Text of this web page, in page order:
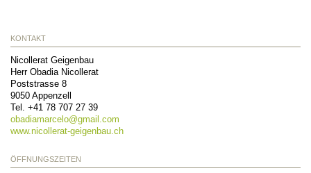
KONTAKT
Nicollerat Geigenbau
Herr Obadia Nicollerat
Poststrasse 8
9050 Appenzell
Tel. +41 78 707 27 39
obadiamarcelo@gmail.com
www.nicollerat-geigenbau.ch
ÖFFNUNGSZEITEN